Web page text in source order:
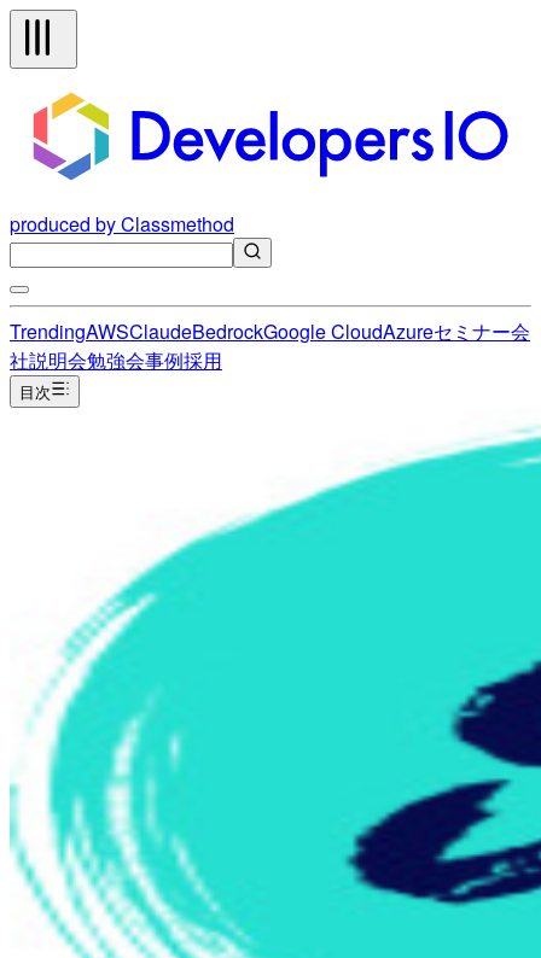
produced by Classmethod
TrendingAWSClaudeBedrockGoogle CloudAzureセミナー会
社説明会勉強会事例採用
目次